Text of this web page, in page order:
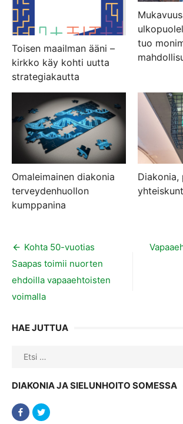
Toisen maailman ääni –
kirkko käy kohti uutta
strategiakautta
tuo
Omaleimainen diakonia
terveydenhuollon
kumppanina
Diakonia,
Artikkelien
selaus
Kohta 50-vuotias
Saapas toimii nuorten
ehdoilla vapaaehtoisten
voimalla
HAE JUTTUA
Search
DIAKONIA JA SIELUNHOITO SOMESSA